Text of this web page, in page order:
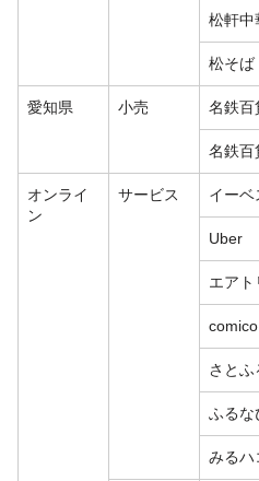
松軒中
松そば
愛知県 小売 名鉄百
名鉄百
オンライ
ン
サービス イーベ
Uber
エアト
comico
さとふ
ふるな
みるハ